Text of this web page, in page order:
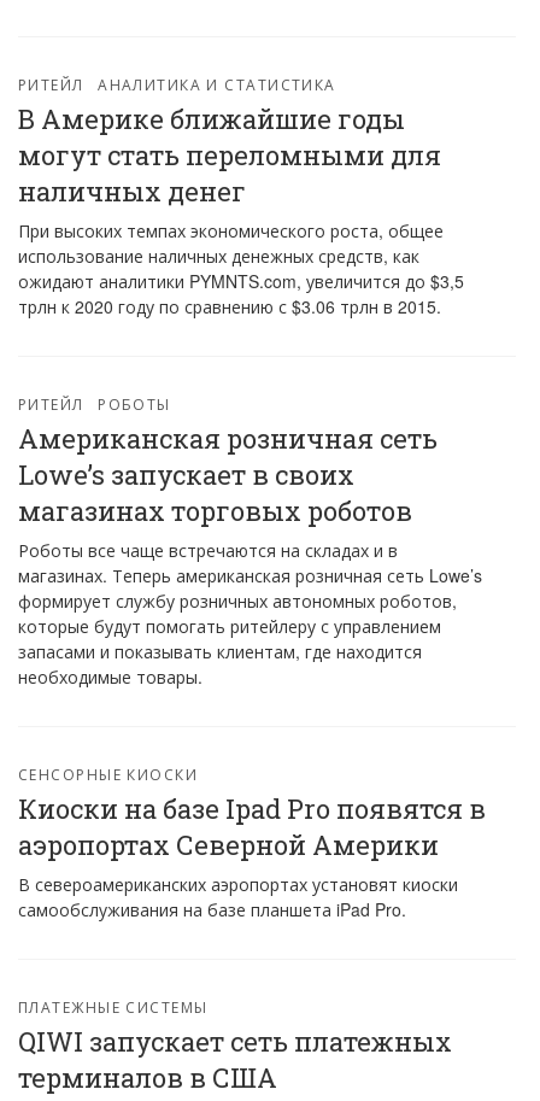
РИТЕЙЛ АНАЛИТИКА И СТАТИСТИКА
В Америке ближайшие годы
могут стать переломными для
наличных денег
При высоких темпах экономического роста, общее
использование наличных денежных средств, как
ожидают аналитики PYMNTS.com, увеличится до $3,5
трлн к 2020 году по сравнению с $3.06 трлн в 2015.
РИТЕЙЛ РОБОТЫ
Американская розничная сеть
Lowe’s запускает в своих
магазинах торговых роботов
Роботы все чаще встречаются на складах и в
магазинах. Теперь американская розничная сеть Lowe’s
формирует службу розничных автономных роботов,
которые будут помогать ритейлеру с управлением
запасами и показывать клиентам, где находится
необходимые товары.
СЕНСОРНЫЕ КИОСКИ
Киоски на базе Ipad Pro появятся в
аэропортах Северной Америки
В североамериканских аэропортах установят киоски
самообслуживания на базе планшета iPad Pro.
ПЛАТЕЖНЫЕ СИСТЕМЫ
QIWI запускает сеть платежных
терминалов в США